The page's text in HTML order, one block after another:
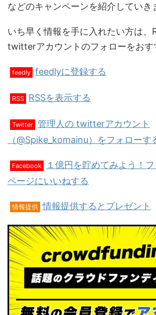
などのキャンペーンを紹介していき
いち早く情報を手に入れたい方は、
twitterアカウントのフォローをおす
feedly feedlyに登録する
RSS RSSを表示する
Twitter 管理人の twitterアカウント
（@Spike_komainu）をフォローす
Facebook
１億円を貯めてみよう！
ページにいいねする
情報提供 情報提供するとプレゼント